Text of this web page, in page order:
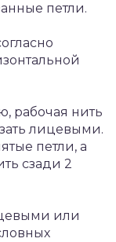
петли.
рабочая нить
лицевыми.
петли, а
сзади 2
или